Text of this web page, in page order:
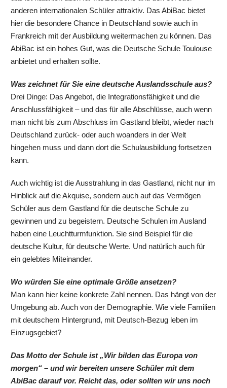
anderen internationalen Schüler attraktiv. Das AbiBac bietet
hier die besondere Chance in Deutschland sowie auch in
Frankreich mit der Ausbildung weitermachen zu können. Das
AbiBac ist ein hohes Gut, was die Deutsche Schule Toulouse
anbietet und erhalten sollte.
Was zeichnet für Sie eine deutsche Auslandsschule aus?
Drei Dinge: Das Angebot, die Integrationsfähigkeit und die
Anschlussfähigkeit – und das für alle Abschlüsse, auch wenn
man nicht bis zum Abschluss im Gastland bleibt, wieder nach
Deutschland zurück- oder auch woanders in der Welt
hingehen muss und dann dort die Schulausbildung fortsetzen
kann.
Auch wichtig ist die Ausstrahlung in das Gastland, nicht nur im
Hinblick auf die Akquise, sondern auch auf das Vermögen
Schüler aus dem Gastland für die deutsche Schule zu
gewinnen und zu begeistern. Deutsche Schulen im Ausland
haben eine Leuchtturmfunktion. Sie sind Beispiel für die
deutsche Kultur, für deutsche Werte. Und natürlich auch für
ein gelebtes Miteinander.
Wo würden Sie eine optimale Größe ansetzen?
Man kann hier keine konkrete Zahl nennen. Das hängt von der
Umgebung ab. Auch von der Demographie. Wie viele Familien
mit deutschem Hintergrund, mit Deutsch-Bezug leben im
Einzugsgebiet?
Das Motto der Schule ist „Wir bilden das Europa von
morgen“ – und wir bereiten unsere Schüler mit dem
AbiBac darauf vor. Reicht das, oder sollten wir uns noch